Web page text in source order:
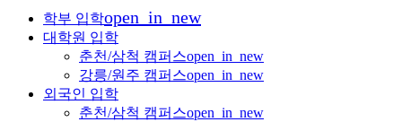
학부 입학open_in_new
대학원 입학
춘천/삼척 캠퍼스open_in_new
강릉/원주 캠퍼스open_in_new
외국인 입학
춘천/삼척 캠퍼스open_in_new